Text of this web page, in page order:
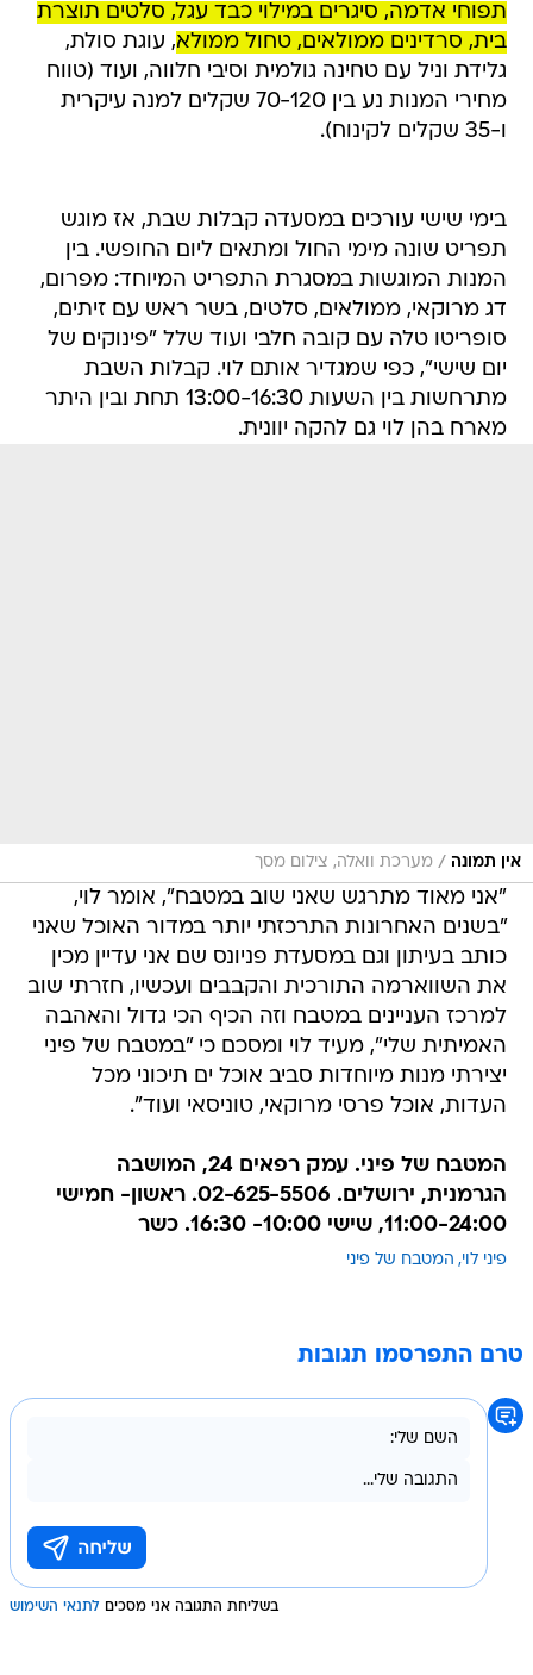
תפוחי אדמה, סיגרים במילוי כבד עגל, סלטים תוצרת
בית, סרדינים ממולאים, טחול ממולא, עוגת סולת,
גלידת וניל עם טחינה גולמית וסיבי חלווה, ועוד (טווח
מחירי המנות נע בין 70-120 שקלים למנה עיקרית
ו-35 שקלים לקינוח).
בימי שישי עורכים במסעדה קבלות שבת, אז מוגש
תפריט שונה מימי החול ומתאים ליום החופשי. בין
המנות המוגשות במסגרת התפריט המיוחד: מפרום,
דג מרוקאי, ממולאים, סלטים, בשר ראש עם זיתים,
סופריטו טלה עם קובה חלבי ועוד שלל "פינוקים של
יום שישי", כפי שמגדיר אותם לוי. קבלות השבת
מתרחשות בין השעות 13:00-16:30 תחת ובין היתר
מארח בהן לוי גם להקה יוונית.
אין תמונה / מערכת וואלה, צילום מסך
"אני מאוד מתרגש שאני שוב במטבח", אומר לוי,
"בשנים האחרונות התרכזתי יותר במדור האוכל שאני
כותב בעיתון וגם במסעדת פניונס שם אני עדיין מכין
את השווארמה התורכית והקבבים ועכשיו, חזרתי שוב
למרכז העניינים במטבח וזה הכיף הכי גדול והאהבה
האמיתית שלי", מעיד לוי ומסכם כי "במטבח של פיני
יצירתי מנות מיוחדות סביב אוכל ים תיכוני מכל
העדות, אוכל פרסי מרוקאי, טוניסאי ועוד".
המטבח של פיני. עמק רפאים 24, המושבה
הגרמנית, ירושלים. 02-625-5506. ראשון- חמישי
11:00-24:00, שישי 10:00- 16:30. כשר
פיני לוי המטבח של פיני
טרם התפרסמו תגובות
בשליחת התגובה אני מסכים לתנאי השימוש